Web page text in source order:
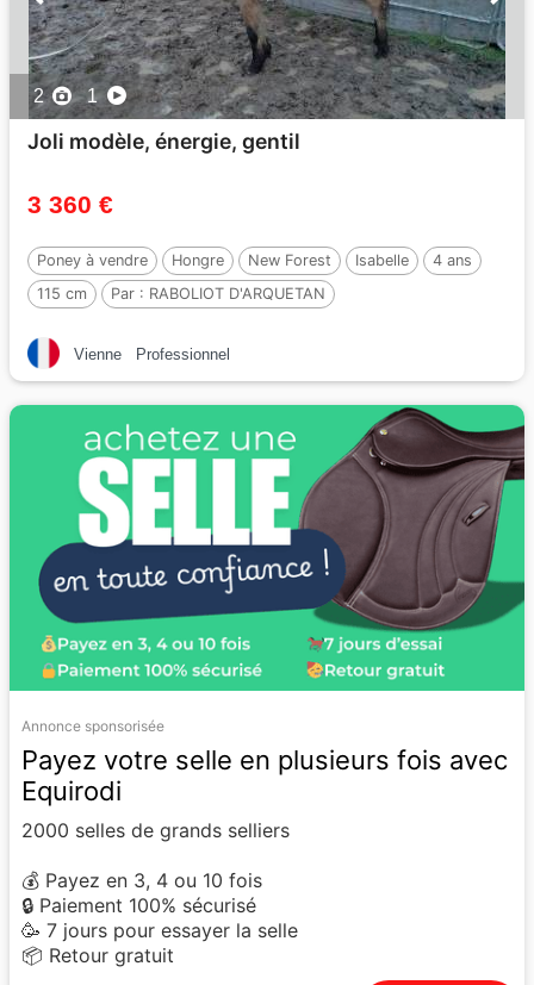
2 1
Joli modèle, énergie, gentil
3 360 €
Poney à vendre Hongre New Forest Isabelle
4 ans
115 cm
Par : RABOLIOT D'ARQUETAN
Vienne Professionnel
Annonce sponsorisée
Payez votre selle en plusieurs fois avec
Equirodi
2000 selles de grands selliers
💰 Payez en 3, 4 ou 10 fois
🔒 Paiement 100% sécurisé
🥳 7 jours pour essayer la selle
📦 Retour gratuit